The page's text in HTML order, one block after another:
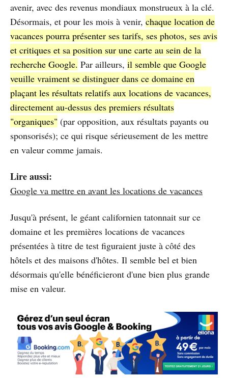
avenir, avec des revenus mondiaux monstrueux à la clé.
Désormais, et pour les mois à venir, chaque location de
vacances pourra présenter ses tarifs, ses photos, ses avis
et critiques et sa position sur une carte au sein de la
recherche Google. Par ailleurs, il semble que Google
veuille vraiment se distinguer dans ce domaine en
plaçant les résultats relatifs aux locations de vacances,
directement au-dessus des premiers résultats
"organiques" (par opposition, aux résultats payants ou
sponsorisés); ce qui risque sérieusement de les mettre
en valeur comme jamais.
Lire aussi:
Google va mettre en avant les locations de vacances
Jusqu'à présent, le géant californien tatonnait sur ce
domaine et les premières locations de vacances
présentées à titre de test figuraient juste à côté des
hôtels et des maisons d'hôtes. Il semble bel et bien
désormais qu'elle bénéficieront d'une bien plus grande
mise en valeur.